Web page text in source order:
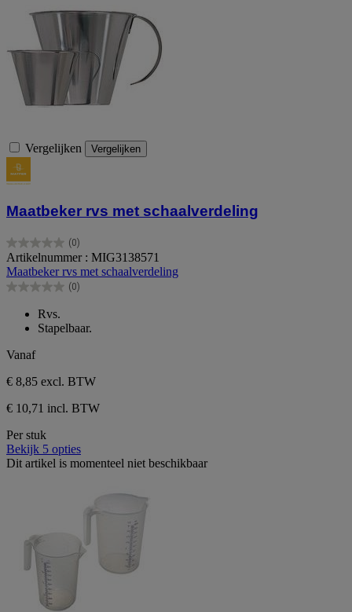
Vergelijken Vergelijken
Maatbeker rvs met schaalverdeling
(0)
0.0
van
de
5
Artikelnummer : MIG3138571
Maatbeker rvs met schaalverdeling
(0)
0.0
sterren.
Rvs.
Stapelbaar.
Vanaf
€ 8,85 excl. BTW
€ 10,71 incl. BTW
Per stuk
Bekijk 5 opties
Dit artikel is momenteel niet beschikbaar